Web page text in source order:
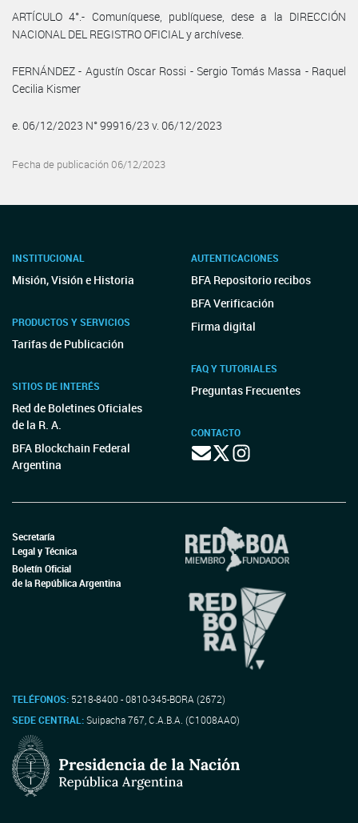
ARTÍCULO 4°.- Comuníquese, publíquese, dese a la DIRECCIÓN
NACIONAL DEL REGISTRO OFICIAL y archívese.
FERNÁNDEZ - Agustín Oscar Rossi - Sergio Tomás Massa - Raquel
Cecilia Kismer
e. 06/12/2023 N° 99916/23 v. 06/12/2023
Fecha de publicación 06/12/2023
INSTITUCIONAL
Misión, Visión e Historia
PRODUCTOS Y SERVICIOS
Tarifas de Publicación
SITIOS DE INTERÉS
Red de Boletines Oficiales
de la R. A.
BFA Blockchain Federal
Argentina
AUTENTICACIONES
BFA Repositorio recibos
BFA Verificación
Firma digital
FAQ Y TUTORIALES
Preguntas Frecuentes
CONTACTO
Secretaría
Legal y Técnica
Boletín Oficial
de la República Argentina
TELÉFONOS: 5218-8400 - 0810-345-BORA (2672)
SEDE CENTRAL:Suipacha 767, C.A.B.A. (C1008AAO)